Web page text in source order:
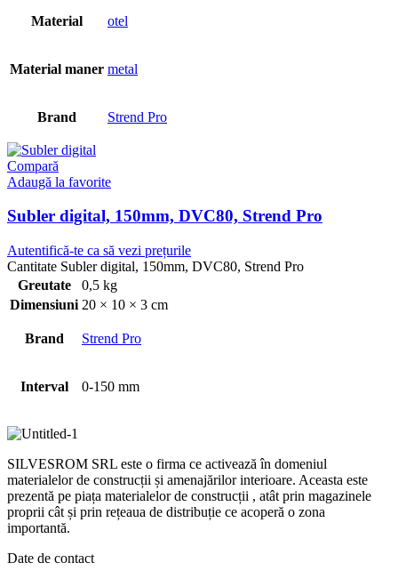
Material otel
Material maner metal
Brand Strend Pro
Compară
Adaugă la favorite
Subler digital, 150mm, DVC80, Strend Pro
Autentifică-te ca să vezi prețurile
Cantitate Subler digital, 150mm, DVC80, Strend Pro
Greutate
0,5 kg
Dimensiuni 20 × 10 × 3 cm
Brand Strend Pro
Interval 0-150 mm
SILVESROM SRL este o firma ce activează în domeniul
materialelor de construcții și amenajărilor interioare. Aceasta este
prezentă pe piața materialelor de construcții , atât prin magazinele
proprii cât și prin rețeaua de distribuție ce acoperă o zona
importantă.
Date de contact